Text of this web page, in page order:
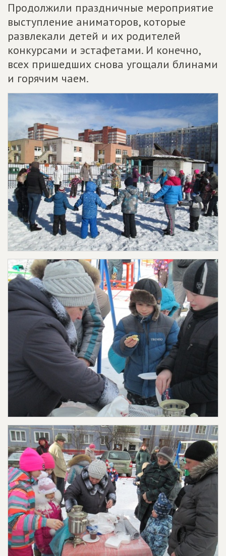
Продолжили праздничные мероприятие
выступление аниматоров, которые
развлекали детей и их родителей
конкурсами и эстафетами. И конечно,
всех пришедших снова угощали блинами
и горячим чаем.